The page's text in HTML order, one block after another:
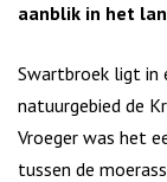
aanblik in het
Swartbroek ligt in
natuurgebied de
Vroeger was het
tussen de